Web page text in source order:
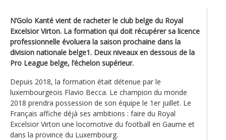
N’Golo Kanté vient de racheter le club belge du Royal
Excelsior Virton. La formation qui doit récupérer sa licence
professionnelle évoluera la saison prochaine dans la
division nationale belge1. Deux niveaux en dessous de la
Pro League belge, l’échelon supérieur.
Depuis 2018, la formation était détenue par le
luxembourgeois Flavio Becca. Le champion du monde
2018 prendra possession de son équipe le 1er juillet. Le
Français affiche déjà ses ambitions : faire du Royal
Excelsior Virton une locomotive du football en Gaume et
dans la province du Luxembourg.